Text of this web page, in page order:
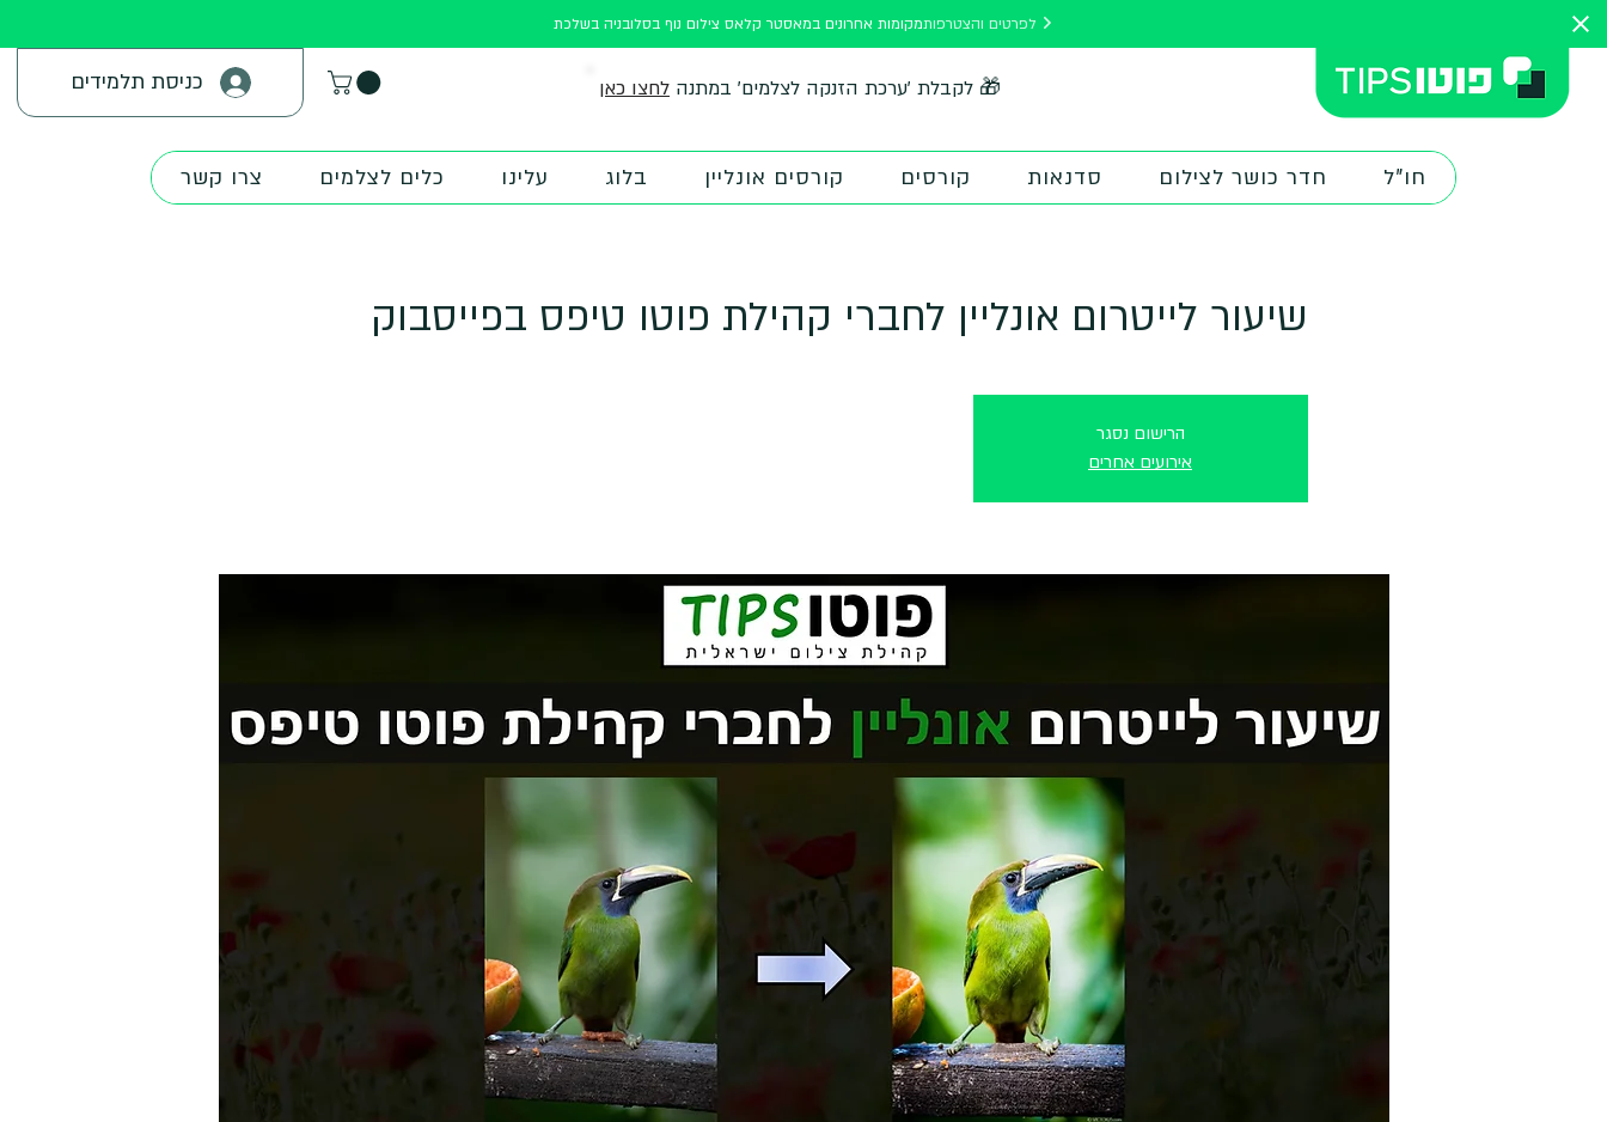
מקומות אחרונים במאסטר קלאס צילום נוף בסלובניה בשלכת
כניסת תלמידים לחצו כאן 🎁 לקבלת 'ערכת הזנקה לצלמים' במתנה
חו"ל חדר כושר לצילום סדנאות קורסים קורסים אונליין בלוג עלינו כלים לצלמים צרו קשר
שיעור לייטרום אונליין לחברי קהילת פוטו טיפס בפייסבוק
הרישום נסגר
אירועים אחרים